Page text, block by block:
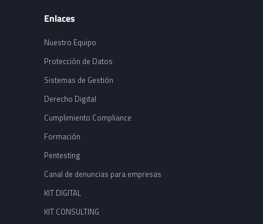
Enlaces
Nuestro Equipo
Protección de Datos
Sistemas de Gestión
Derecho Digital
Cumplimiento Compliance
Formación
Pentesting
Canal de denuncias para empresas
KIT DIGITAL
KIT CONSULTING